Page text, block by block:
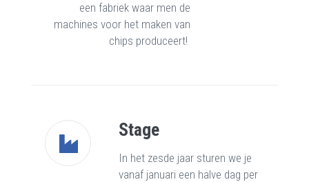
een fabriek waar men de
machines voor het maken van
chips produceert!
Stage
In het zesde jaar sturen we je
vanaf januari een halve dag per